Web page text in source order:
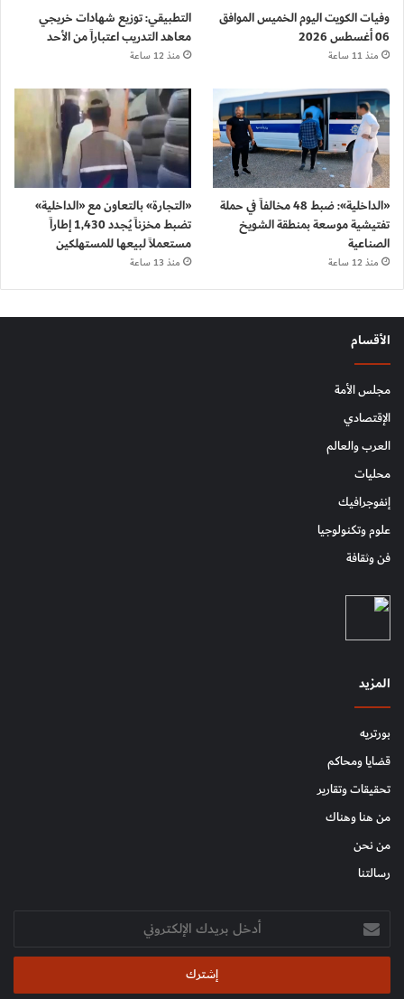
وفيات الكويت اليوم الخميس الموافق
06 أغسطس 2026
منذ 11 ساعة
التطبيقي: توزيع شهادات خريجي
معاهد التدريب اعتباراً من الأحد
منذ 12 ساعة
«الداخلية»: ضبط 48 مخالفاً في حملة
تفتيشية موسعة بمنطقة الشويخ
الصناعية
منذ 12 ساعة
«التجارة» بالتعاون مع «الداخلية»
تضبط مخزناً يُجدد 1,430 إطاراً
مستعملاً لبيعها للمستهلكين
منذ 13 ساعة
الأقسام
مجلس الأمة
الإقتصادي
العرب والعالم
محليات
إنفوجرافيك
علوم وتكنولوجيا
فن وثقافة
المزيد
بورتريه
قضايا ومحاكم
تحقيقات وتقارير
من هنا وهناك
من نحن
رسالتنا
أدخل
بريدك
الإلكتروني